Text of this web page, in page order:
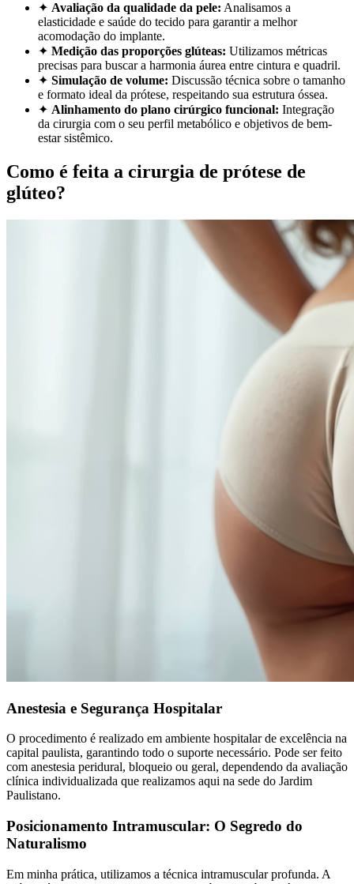
✦ Avaliação da qualidade da pele: Analisamos a
elasticidade e saúde do tecido para garantir a melhor
acomodação do implante.
✦ Medição das proporções glúteas: Utilizamos métricas
precisas para buscar a harmonia áurea entre cintura e quadril.
✦ Simulação de volume: Discussão técnica sobre o tamanho
e formato ideal da prótese, respeitando sua estrutura óssea.
✦ Alinhamento do plano cirúrgico funcional: Integração
da cirurgia com o seu perfil metabólico e objetivos de bem-
estar sistêmico.
Como é feita a cirurgia de prótese de
glúteo?
Anestesia e Segurança Hospitalar
O procedimento é realizado em ambiente hospitalar de excelência na
capital paulista, garantindo todo o suporte necessário. Pode ser feito
com anestesia peridural, bloqueio ou geral, dependendo da avaliação
clínica individualizada que realizamos aqui na sede do Jardim
Paulistano.
Posicionamento Intramuscular: O Segredo do
Naturalismo
Em minha prática, utilizamos a técnica intramuscular profunda. A